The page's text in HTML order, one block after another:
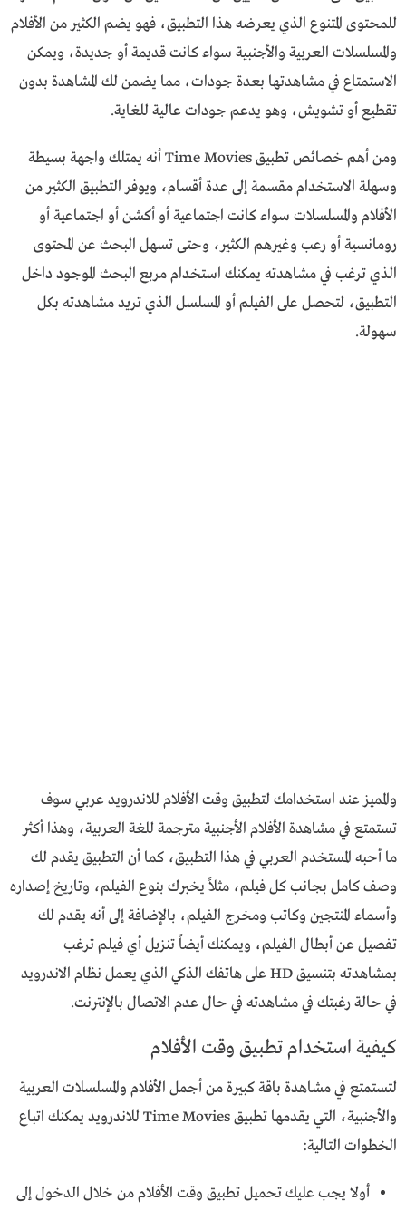
للمحتوى المتنوع الذي يعرضه هذا التطبيق، فهو يضم الكثير من الأفلام
والمسلسلات العربية والأجنبية سواء كانت قديمة أو جديدة، ويمكن
الاستمتاع في مشاهدتها بعدة جودات، مما يضمن لك المشاهدة بدون
تقطيع أو تشويش، وهو يدعم جودات عالية للغاية.
ومن أهم خصائص تطبيق Time Movies أنه يمتلك واجهة بسيطة
وسهلة الاستخدام مقسمة إلى عدة أقسام، ويوفر التطبيق الكثير من
الأفلام والمسلسلات سواء كانت اجتماعية أو أكشن أو اجتماعية أو
رومانسية أو رعب وغيرهم الكثير، وحتى تسهل البحث عن المحتوى
الذي ترغب في مشاهدته يمكنك استخدام مربع البحث الموجود داخل
التطبيق، لتحصل على الفيلم أو المسلسل الذي تريد مشاهدته بكل
سهولة.
والمميز عند استخدامك لتطبيق وقت الأفلام للاندرويد عربي سوف
تستمتع في مشاهدة الأفلام الأجنبية مترجمة للغة العربية، وهذا أكثر
ما أحبه المستخدم العربي في هذا التطبيق، كما أن التطبيق يقدم لك
وصف كامل بجانب كل فيلم، مثلاً يخبرك بنوع الفيلم، وتاريخ إصداره
وأسماء المنتجين وكاتب ومخرج الفيلم، بالإضافة إلى أنه يقدم لك
تفصيل عن أبطال الفيلم، ويمكنك أيضاً تنزيل أي فيلم ترغب
بمشاهدته بتنسيق HD على هاتفك الذكي الذي يعمل نظام الاندرويد
في حالة رغبتك في مشاهدته في حال عدم الاتصال بالإنترنت.
كيفية استخدام تطبيق وقت الأفلام
لتستمتع في مشاهدة باقة كبيرة من أجمل الأفلام والمسلسلات العربية
والأجنبية، التي يقدمها تطبيق Time Movies للاندرويد يمكنك اتباع
الخطوات التالية:
أولا يجب عليك تحميل تطبيق وقت الأفلام من خلال الدخول إلى